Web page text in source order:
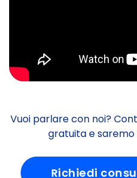
Vuoi parlare con noi?
gratuita e
Richiedi